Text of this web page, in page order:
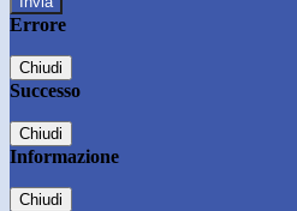
Errore
Chiudi
Successo
Chiudi
Informazione
Chiudi